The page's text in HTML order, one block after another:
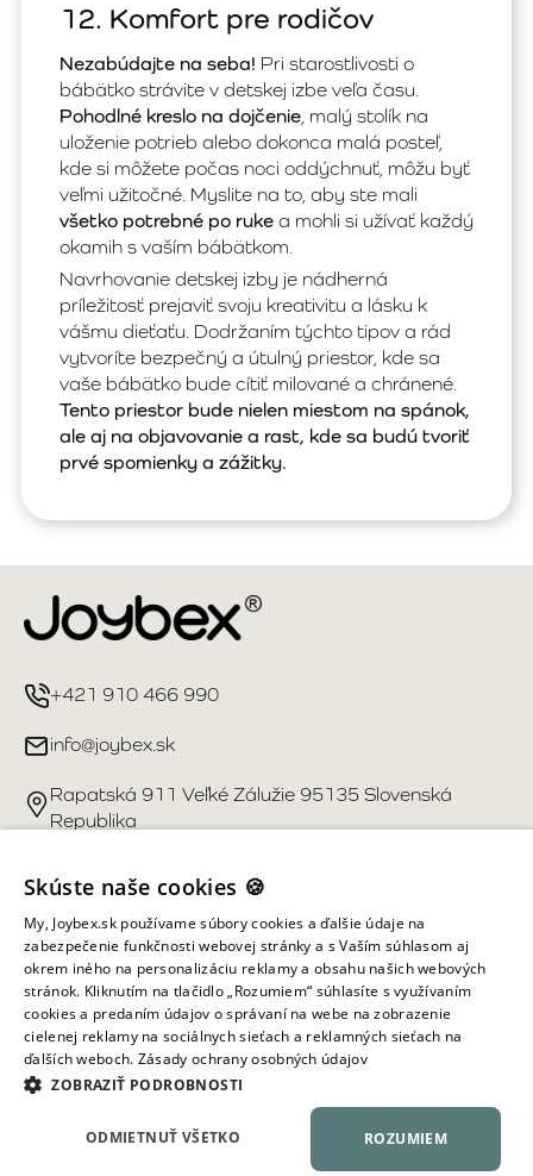
12. Komfort pre rodičov
Nezabúdajte na seba! Pri starostlivosti o
bábätko strávite v detskej izbe veľa času.
Pohodlné kreslo na dojčenie, malý stolík na
uloženie potrieb alebo dokonca malá posteľ,
kde si môžete počas noci oddýchnuť, môžu byť
veľmi užitočné. Myslite na to, aby ste mali
všetko potrebné po ruke a mohli si užívať každý
okamih s vaším bábätkom.
Navrhovanie detskej izby je nádherná
príležitosť prejaviť svoju kreativitu a lásku k
vášmu dieťaťu. Dodržaním týchto tipov a rád
vytvoríte bezpečný a útulný priestor, kde sa
vaše bábätko bude cítiť milované a chránené.
Tento priestor bude nielen miestom na spánok,
ale aj na objavovanie a rast, kde sa budú tvoriť
prvé spomienky a zážitky.
+421 910 466 990
info@joybex.sk
Rapatská 911 Veľké Zálužie 95135 Slovenská
Republika
Užitočné odkazy
Účet
Informácie obchodu
Všetky práva vyhradené ©
Skúste naše cookies 🍪
My, Joybex.sk používame súbory cookies a ďalšie údaje na
zabezpečenie funkčnosti webovej stránky a s Vaším súhlasom aj
okrem iného na personalizáciu reklamy a obsahu našich webových
stránok. Kliknutím na tlačidlo „Rozumiem“ súhlasíte s využívaním
cookies a predaním údajov o správaní na webe na zobrazenie
cielenej reklamy na sociálnych sieťach a reklamných sieťach na
ďalších weboch. Zásady ochrany osobných údajov
ZOBRAZIŤ PODROBNOSTI
ROZUMIEM
ODMIETNUŤ VŠETKO